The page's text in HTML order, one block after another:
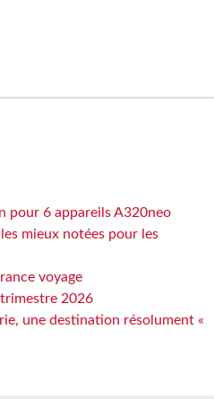
pour 6 appareils A320neo
mieux notées pour les
voyage
2026
une destination résolument «